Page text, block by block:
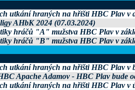
utkání hraných na hřišti HBC Plav v
AHbK 2024 (07.03.2024)
hráčů "A" mužstva HBC Plav v
hráčů "B" mužstva HBC Plav v
utkání hraných na hřišti HBC Plav v
Apache Adamov - HBC Plav bude
utkání hraných na hřišti HBC Plav v